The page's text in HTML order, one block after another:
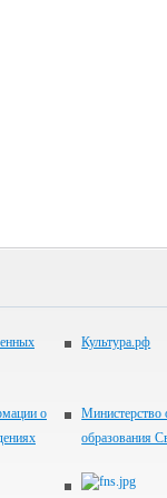
Культура.рф
о
Министерство
образования